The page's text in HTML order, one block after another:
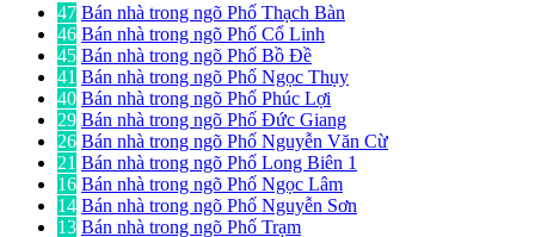
47 Bán nhà trong ngõ Phố Thạch Bàn
46 Bán nhà trong ngõ Phố Cổ Linh
45 Bán nhà trong ngõ Phố Bồ Đề
41 Bán nhà trong ngõ Phố Ngọc Thụy
40 Bán nhà trong ngõ Phố Phúc Lợi
29 Bán nhà trong ngõ Phố Đức Giang
26 Bán nhà trong ngõ Phố Nguyễn Văn Cừ
21 Bán nhà trong ngõ Phố Long Biên 1
16 Bán nhà trong ngõ Phố Ngọc Lâm
14 Bán nhà trong ngõ Phố Nguyễn Sơn
13 Bán nhà trong ngõ Phố Trạm